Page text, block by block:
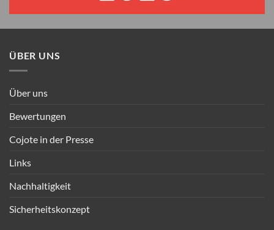
ÜBER UNS
Über uns
Bewertungen
Cojote in der Presse
Links
Nachhaltigkeit
Sicherheitskonzept